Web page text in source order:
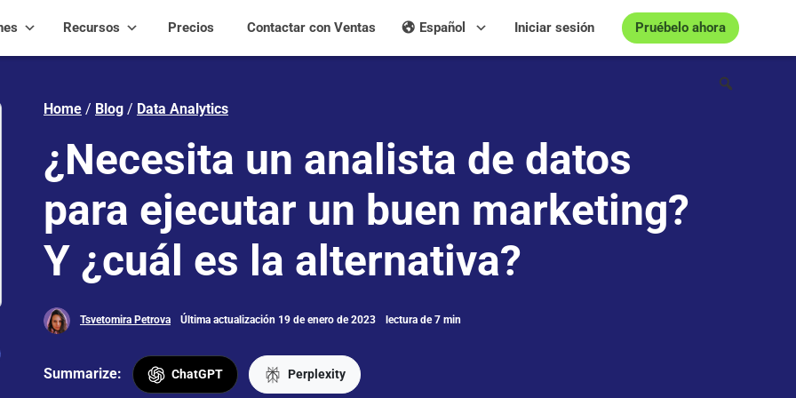
Recursos Precios Pruébelo ahora
Iniciar sesión
Español
Contactar con Ventas
Home / Blog / Data Analytics
¿Necesita un analista de datos
para ejecutar un buen marketing?
Y ¿cuál es la alternativa?
Tsvetomira Petrova Última actualización 19 de enero de 2023 lectura de 7 min
Summarize: ChatGPT Perplexity